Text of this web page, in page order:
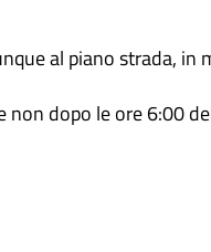
al piano strada,
dopo le ore 6:00